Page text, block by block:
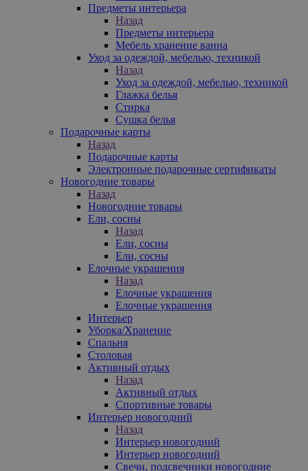
Предметы интерьера
Назад
Предметы интерьера
Мебель хранение ванна
Уход за одеждой, мебелью, техникой
Назад
Уход за одеждой, мебелью, техникой
Глажка белья
Стирка
Сушка белья
Подарочные карты
Назад
Подарочные карты
Электронные подарочные сертификаты
Новогодние товары
Назад
Новогодние товары
Ели, сосны
Назад
Ели, сосны
Ели, сосны
Елочные украшения
Назад
Елочные украшения
Елочные украшения
Интерьер
Уборка/Хранение
Спальня
Столовая
Активный отдых
Назад
Активный отдых
Спортивные товары
Интерьер новогодний
Назад
Интерьер новогодний
Интерьер новогодний
Свечи, подсвечники новогодние